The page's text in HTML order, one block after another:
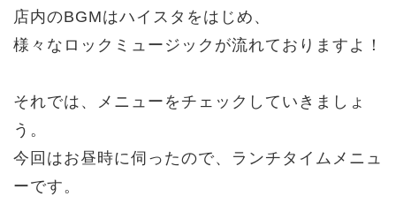
店内のBGMはハイスタをはじめ、
様々なロックミュージックが流れておりますよ！
それでは、メニューをチェックしていきましょ
う。
今回はお昼時に伺ったので、ランチタイムメニュ
ーです。